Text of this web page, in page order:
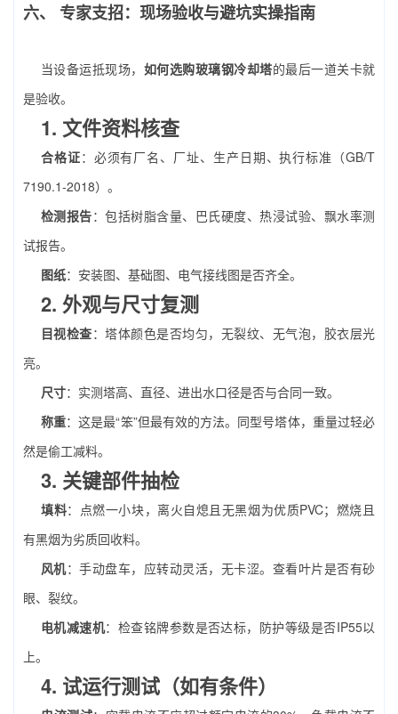
六、 专家支招：现场验收与避坑实操指南
当设备运抵现场， 如何选购玻璃钢冷却塔的最后一道关卡就
是验收。
1. 文件资料核查
合格证：必须有厂名、厂址、生产日期、执行标准（GB/T
7190.1-2018）。
检测报告：包括树脂含量、巴氏硬度、热浸试验、飘水率测
试报告。
图纸：安装图、基础图、电气接线图是否齐全。
2. 外观与尺寸复测
目视检查：塔体颜色是否均匀，无裂纹、无气泡，胶衣层光
亮。
尺寸：实测塔高、直径、进出水口径是否与合同一致。
称重：这是最“笨”但最有效的方法。同型号塔体，重量过轻必
然是偷工减料。
3. 关键部件抽检
填料：点燃一小块，离火自熄且无黑烟为优质PVC；燃烧且
有黑烟为劣质回收料。
风机：手动盘车，应转动灵活，无卡涩。查看叶片是否有砂
眼、裂纹。
电机减速机：检查铭牌参数是否达标，防护等级是否IP55以
上。
4. 试运行测试（如有条件）